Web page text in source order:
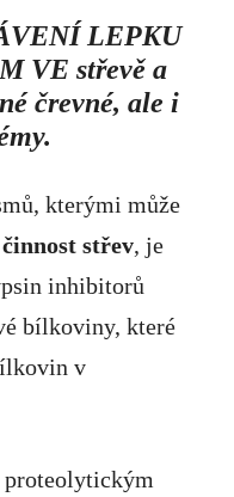
LEPKU
VE střevě a
črevné, ale i
kterými může
střev, je
inhibitorů
bílkoviny, které
v
proteolytickým